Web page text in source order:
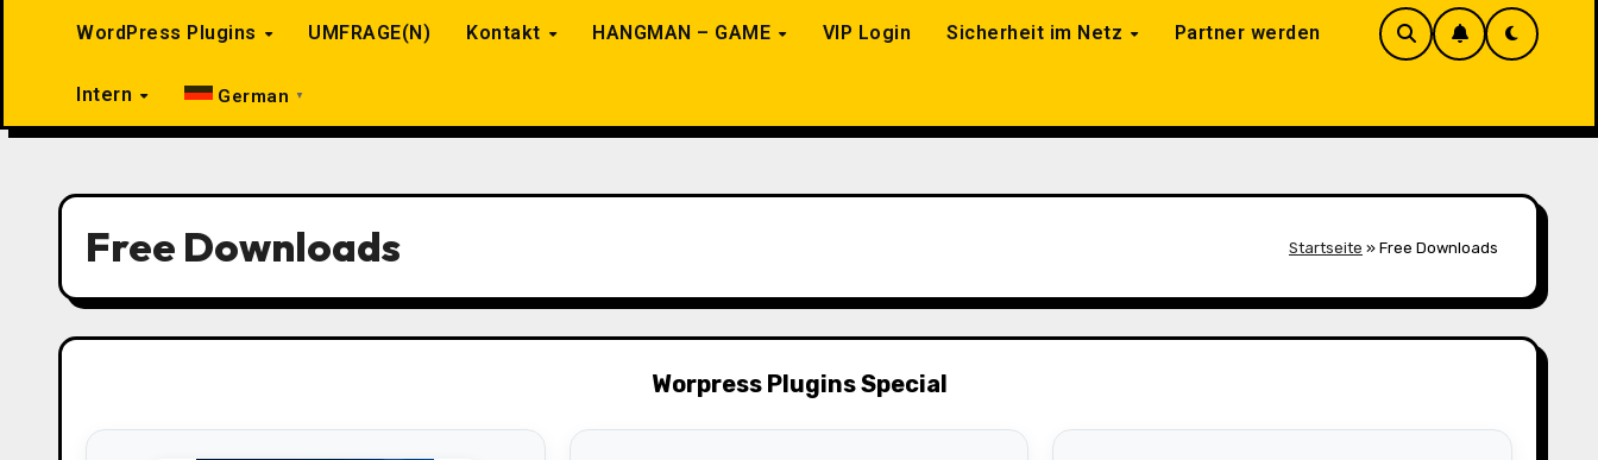
WordPress Plugins UMFRAGE(N) Kontakt HANGMAN – GAME VIP Login Sicherheit im Netz Partner werden
Intern German ▼
Free Downloads Startseite » Free Downloads
Worpress Plugins Special